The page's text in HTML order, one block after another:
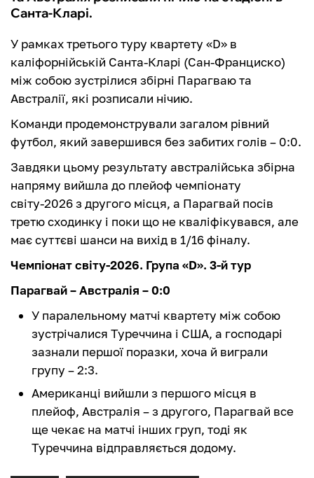
Санта-Кларі.
У рамках третього туру квартету «D» в
каліфорнійській Санта-Кларі (Сан-Франциско)
між собою зустрілися збірні Парагваю та
Австралії, які розписали нічию.
Команди продемонстрували загалом рівний
футбол, який завершився без забитих голів – 0:0.
Завдяки цьому результату австралійська збірна
напряму вийшла до плейоф чемпіонату
світу-2026 з другого місця, а Парагвай посів
третю сходинку і поки що не кваліфікувався, але
має суттєві шанси на вихід в 1/16 фіналу.
Чемпіонат світу-2026. Група «D». 3-й тур
Парагвай – Австралія – 0:0
У паралельному матчі квартету між собою
зустрічалися Туреччина і США, а господарі
зазнали першої поразки, хоча й виграли
групу – 2:3.
Американці вийшли з першого місця в
плейоф, Австралія – з другого, Парагвай все
ще чекає на матчі інших груп, тоді як
Туреччина відправляється додому.